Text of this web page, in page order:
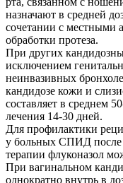
назначают в средней
сочетании с местными
обработки протеза.
При других
исключением
неинвазивных
кандидозе кожи и
составляет в среднем
лечения 14-30 дней.
Для профилактики
у больных СПИД после
терапии флуконазол
При вагинальном
однократно внутрь в